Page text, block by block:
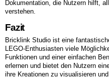
Dokumentation, die Nutzern hilft,
verstehen.
Fazit
Bricklink Studio ist eine
LEGO-Enthusiasten viele
Funktionen und einer einfachen
erlernen und bietet den Nutzern
ihre Kreationen zu visualisieren